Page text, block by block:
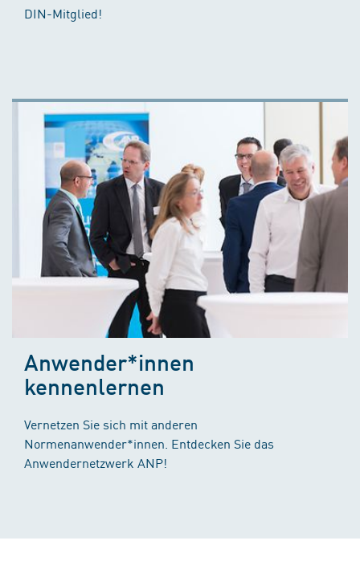
DIN-Mitglied!
Anwender*innen
kennenlernen
Vernetzen Sie sich mit anderen
Normenanwender*innen. Entdecken Sie das
Anwendernetzwerk ANP!